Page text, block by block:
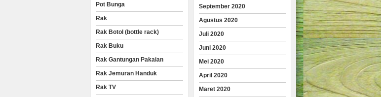
Pot Bunga
Rak
Rak Botol (bottle rack)
Rak Buku
Rak Gantungan Pakaian
Rak Jemuran Handuk
Rak TV
September 2020
Agustus 2020
Juli 2020
Juni 2020
Mei 2020
April 2020
Maret 2020